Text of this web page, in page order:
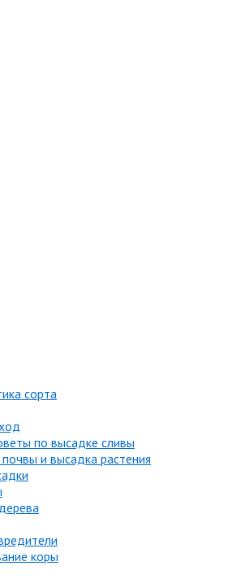
сорта
по высадке сливы
и высадка растения
коры